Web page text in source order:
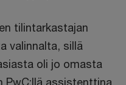
tilintarkastajan
valinnalta, sillä
oli jo omasta
PwC:llä assistenttina